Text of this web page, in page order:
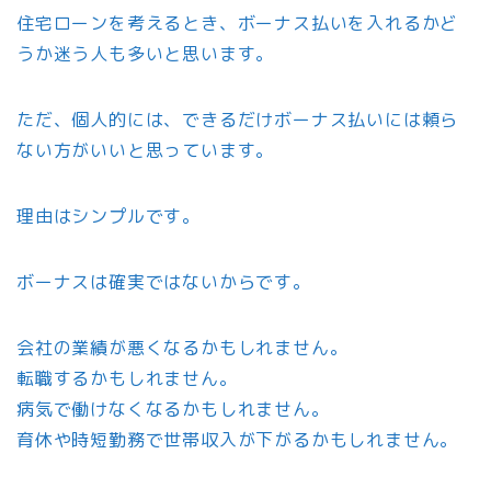
住宅ローンを考えるとき、ボーナス払いを入れるかど
うか迷う人も多いと思います。
ただ、個人的には、できるだけボーナス払いには頼ら
ない方がいいと思っています。
理由はシンプルです。
ボーナスは確実ではないからです。
会社の業績が悪くなるかもしれません。
転職するかもしれません。
病気で働けなくなるかもしれません。
育休や時短勤務で世帯収入が下がるかもしれません。